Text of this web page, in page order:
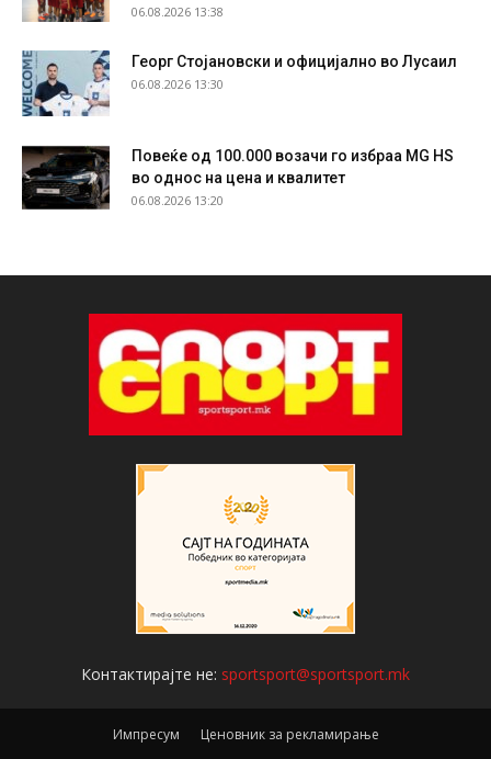
06.08.2026 13:38
Георг Стојановски и официјално во Лусаил
06.08.2026 13:30
Повеќе од 100.000 возачи го избраа MG HS
во однос на цена и квалитет
06.08.2026 13:20
Контактирајте не: sportsport@sportsport.mk
Импресум Ценовник за рекламирање